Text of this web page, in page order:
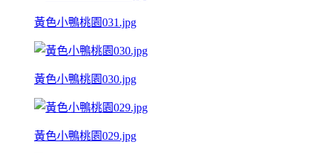
黃色小鴨桃園031.jpg
黃色小鴨桃園030.jpg
黃色小鴨桃園029.jpg